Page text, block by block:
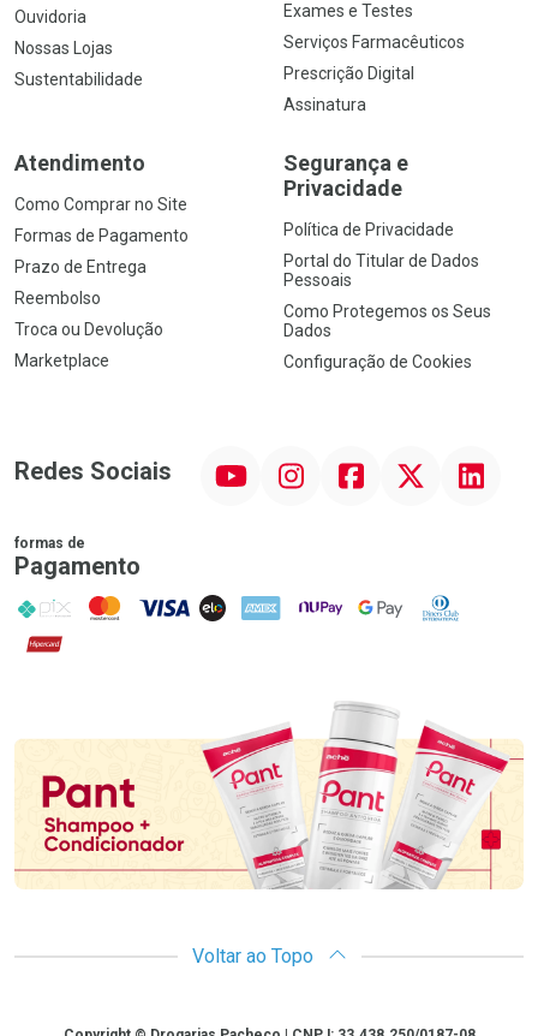
Ouvidoria
Nossas Lojas
Sustentabilidade
Exames e Testes
Serviços Farmacêuticos
Prescrição Digital
Assinatura
Atendimento
Como Comprar no Site
Formas de Pagamento
Prazo de Entrega
Reembolso
Troca ou Devolução
Marketplace
Segurança e
Privacidade
Política de Privacidade
Portal do Titular de Dados
Pessoais
Como Protegemos os Seus
Dados
Configuração de Cookies
Redes Sociais InstagramFacebookTwitter Linkedin
formas de
Pagamento
PIX MasterCard
VISA ELO AMEX NuPay Google PayDiners Club
Hipercard
Promoção em Destaque
Voltar ao Topo
Copyright